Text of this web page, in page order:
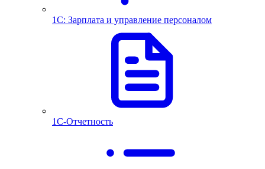
1С: Зарплата и управление персоналом
1С-Отчетность